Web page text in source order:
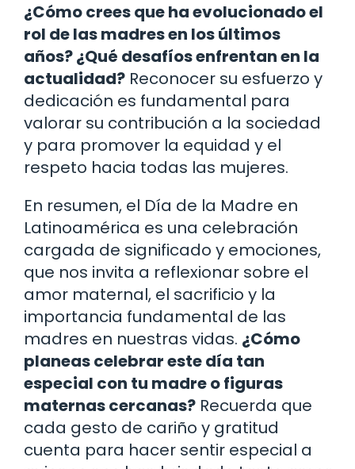
¿Cómo crees que ha evolucionado el
rol de las madres en los últimos
años? ¿Qué desafíos enfrentan en la
actualidad? Reconocer su esfuerzo y
dedicación es fundamental para
valorar su contribución a la sociedad
y para promover la equidad y el
respeto hacia todas las mujeres.
En resumen, el Día de la Madre en
Latinoamérica es una celebración
cargada de significado y emociones,
que nos invita a reflexionar sobre el
amor maternal, el sacrificio y la
importancia fundamental de las
madres en nuestras vidas. ¿Cómo
planeas celebrar este día tan
especial con tu madre o figuras
maternas cercanas? Recuerda que
cada gesto de cariño y gratitud
cuenta para hacer sentir especial a